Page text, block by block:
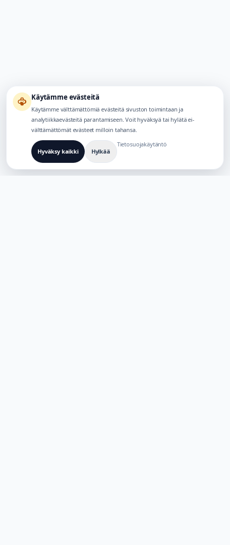
Käytämme evästeitä
Käytämme välttämättömiä evästeitä sivuston toimintaan ja
analytiikkaevästeitä parantamiseen. Voit hyväksyä tai hylätä ei-
välttämättömät evästeet milloin tahansa.
Hyväksy kaikki Hylkää
Tietosuojakäytäntö